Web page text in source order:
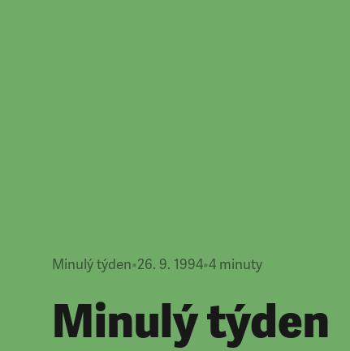
Minulý týden•26. 9. 1994•4 minuty
Minulý týden